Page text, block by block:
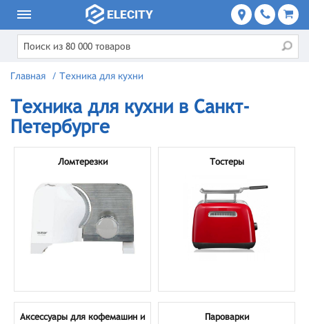
Главная / Техника для кухни
Техника для кухни в Санкт-
Петербурге
Ломтерезки Тостеры
Аксессуары для кофемашин и
Пароварки